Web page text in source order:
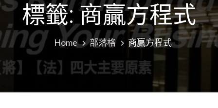
標籤:商贏方程式
Home 部落格 商贏方程式